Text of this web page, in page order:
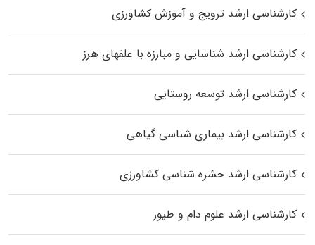
کارشناسی ارشد ترویج و آموزش کشاورزی
کارشناسی ارشد شناسایی و مبارزه با علفهای هرز
کارشناسی ارشد توسعه روستایی
کارشناسی ارشد بیماری‌ شناسی گیاهی
کارشناسی ارشد حشره‌ شناسی کشاورزی
کارشناسی ارشد علوم دام و طیور